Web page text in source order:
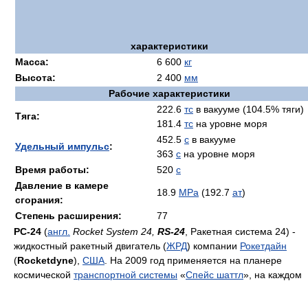
характеристики
Масса:
6 600 кг
Высота:
2 400 мм
Рабочие характеристики
Тяга:
222.6 тс в вакууме (104.5% тяги)
181.4 тс на уровне моря
Удельный импульс:
452.5 c в вакууме
363 c на уровне моря
Время работы:
520 c
Давление в камере
сгорания:
18.9 MPa (192.7 ат)
Степень расширения:
77
РС-24 (англ. Rocket System 24, RS-24 , Ракетная система 24) -
жидкостный ракетный двигатель (ЖРД) компании Рокетдайн
(Rocketdyne), США . На 2009 год применяется на планере
космической транспортной системы «Спейс шаттл», на каждом